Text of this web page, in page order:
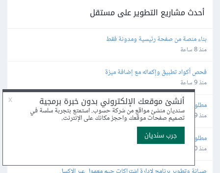
أحدث مشاريع التطوير على مستقل
بناء منصة من صفحة رئيسية ومدونة فقط
منذ 8 ساعة
فحص أكواد تطبيق وإكماله مع إضافة ميزة
منذ 9 ساعة
مطلوب خبير لإضافة صيدلية في برامج التوصيل في آلسعوديه
منذ 9 ساعة
تواصل اجتماعي
منذ 10 ساعة